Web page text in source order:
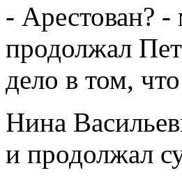
- Арестован?
продолжал
дело в том,
Нина
и продолжал